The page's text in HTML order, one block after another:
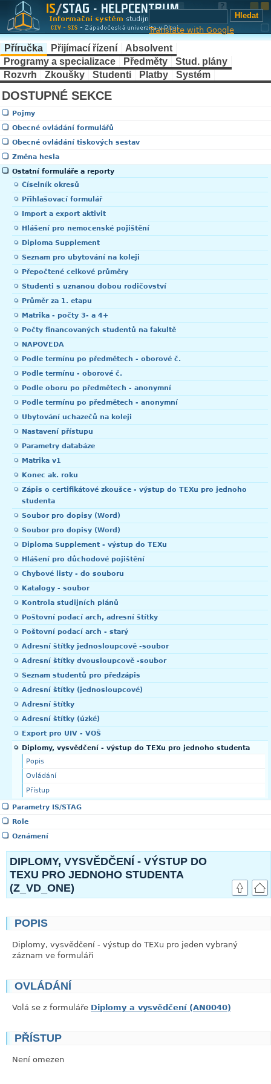
Translate with Google
Příručka Přijímací řízení
Absolvent
Programy a specializace
Předměty
Stud. plány
Rozvrh
Zkoušky Studenti Platby Systém
DOSTUPNÉ SEKCE
Pojmy
Obecné ovládání formulářů
Obecné ovládání tiskových sestav
Změna hesla
Ostatní formuláře a reporty
Číselník okresů
Přihlašovací formulář
Import a export aktivit
Hlášení pro nemocenské pojištění
Diploma Supplement
Seznam pro ubytování na koleji
Přepočtené celkové průměry
Studenti s uznanou dobou rodičovství
Průměr za 1. etapu
Matrika - počty 3- a 4+
Počty financovaných studentů na fakultě
NAPOVEDA
Podle termínu po předmětech - oborové č.
Podle termínu - oborové č.
Podle oboru po předmětech - anonymní
Podle termínu po předmětech - anonymní
Ubytování uchazečů na koleji
Nastavení přístupu
Parametry databáze
Matrika v1
Konec ak. roku
Zápis o certifikátové zkoušce - výstup do TEXu pro jednoho
studenta
Soubor pro dopisy (Word)
Soubor pro dopisy (Word)
Diploma Supplement - výstup do TEXu
Hlášení pro důchodové pojištění
Chybové listy - do souboru
Katalogy - soubor
Kontrola studijních plánů
Poštovní podací arch, adresní štítky
Poštovní podací arch - starý
Adresní štítky jednosloupcově -soubor
Adresní štítky dvousloupcově -soubor
Seznam studentů pro předzápis
Adresní štítky (jednosloupcové)
Adresní štítky
Adresní štítky (úzké)
Export pro UIV - VOŠ
Diplomy, vysvědčení - výstup do TEXu pro jednoho studenta
Popis
Ovládání
Přístup
Parametry IS/STAG
Role
Oznámení
DIPLOMY, VYSVĚDČENÍ - VÝSTUP DO
TEXU PRO JEDNOHO STUDENTA
(Z_VD_ONE)
POPIS
Diplomy, vysvědčení - výstup do TEXu pro jeden vybraný
záznam ve formuláři
OVLÁDÁNÍ
Volá se z formuláře Diplomy a vysvědčení (AN0040)
PŘÍSTUP
Není omezen